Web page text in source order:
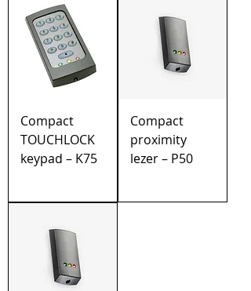
Compact
TOUCHLOCK
keypad – K75
Compact
proximity
lezer – P50